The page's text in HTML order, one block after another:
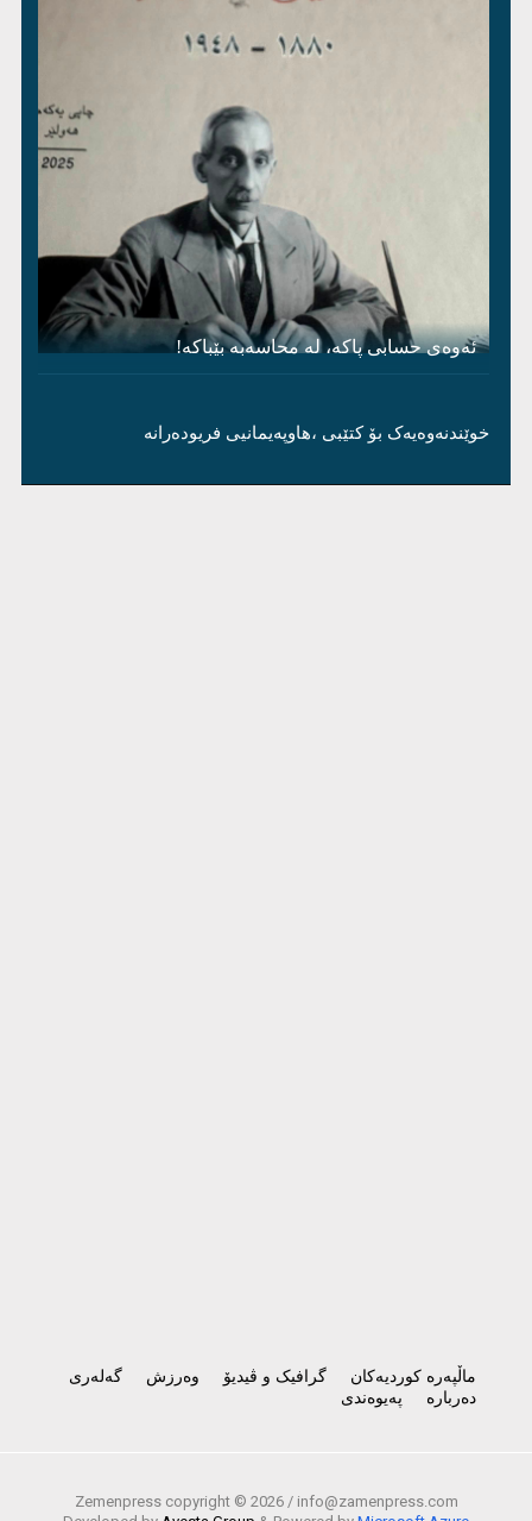
ئەوەی حسابی پاکە، لە محاسەبە بێباکە!
خوێندنەوەیەک بۆ کتێبی ،هاوپەیمانیی فریودەرانە
ماڵپەرە کوردیەکان گرافیک و ڤیدیۆ وەرزش
گەلەری
دەربارە
پەیوەندی
Zemenpress copyright © 2026 / info@zamenpress.com